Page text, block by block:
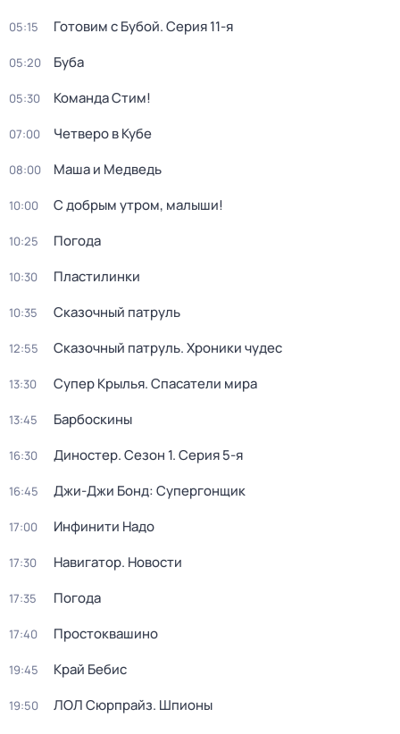
05:15 Готовим с Бубой. Серия 11-я
05:20 Буба
05:30 Команда Стим!
07:00 Четверо в Кубе
08:00 Маша и Медведь
10:00 С добрым утром, малыши!
10:25 Погода
10:30 Пластилинки
10:35 Сказочный патруль
12:55 Сказочный патруль. Хроники чудес
13:30 Супер Крылья. Спасатели мира
13:45 Барбоскины
16:30 Диностер. Сезон 1. Серия 5-я
16:45 Джи-Джи Бонд: Супергонщик
17:00 Инфинити Надо
17:30 Навигатор. Новости
17:35 Погода
17:40 Простоквашино
19:45 Край Бебис
19:50 ЛОЛ Сюрпрайз. Шпионы